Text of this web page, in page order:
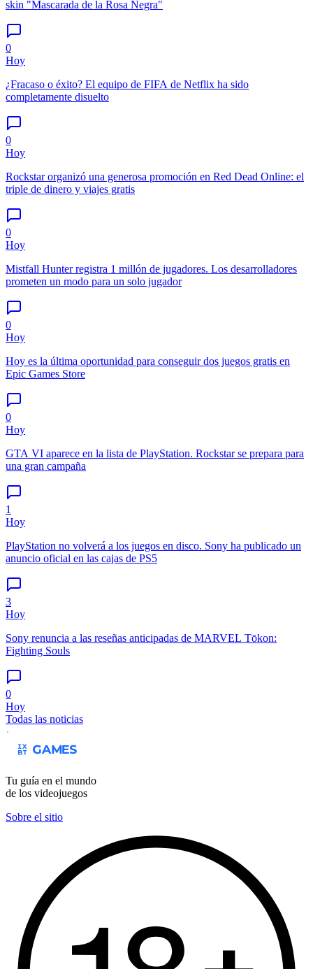
skin "Mascarada de la Rosa Negra"
0
Hoy
¿Fracaso o éxito? El equipo de FIFA de Netflix ha sido
completamente disuelto
0
Hoy
Rockstar organizó una generosa promoción en Red Dead Online: el
triple de dinero y viajes gratis
0
Hoy
Mistfall Hunter registra 1 millón de jugadores. Los desarrolladores
prometen un modo para un solo jugador
0
Hoy
Hoy es la última oportunidad para conseguir dos juegos gratis en
Epic Games Store
0
Hoy
GTA VI aparece en la lista de PlayStation. Rockstar se prepara para
una gran campaña
1
Hoy
PlayStation no volverá a los juegos en disco. Sony ha publicado un
anuncio oficial en las cajas de PS5
3
Hoy
Sony renuncia a las reseñas anticipadas de MARVEL Tōkon:
Fighting Souls
0
Hoy
Todas las noticias
Tu guía en el mundo
de los videojuegos
Sobre el sitio